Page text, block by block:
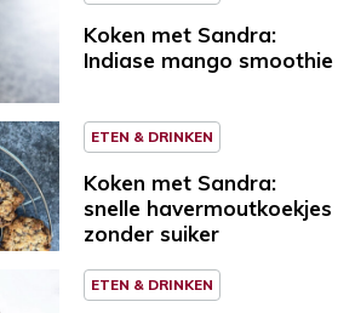
Koken met Sandra:
Indiase mango smoothie
ETEN & DRINKEN
Koken met Sandra:
snelle havermoutkoekjes
zonder suiker
ETEN & DRINKEN